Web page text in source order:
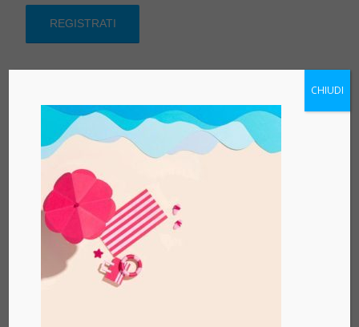
TERMINI E CONDIZIONINTS Informatica.
Utilizzando o accedendo a qualsiasi parte dei servizi , si accettano tutti i
termini e le condizioni contenuti nel presente documento e le disposizioni
operative legate al sito NTS Informatica. Con questo documento ci riserviamo il
diritto e a nostra esclusiva discrezione, di modificare o sostituire, in qualsiasi
momento, i termini e le condizioni del presente Regolamento.
Se non siete d’accordo ad una qualsiasi di tali termini, condizioni, regole,
politiche o procedure, non utilizzare o accedere ai servizi. NTS Informatica si
riserva il diritto, a sua esclusiva discrezione, di modificare o sostituire qualsiasi
dei termini o condizioni del presente Regolamento in qualsiasi momento.
OBBLIGHI DI REGISTRAZIONE
Per essere un utente registrato dei Servizi, l’utente accetta di: (a) fornire
CHIUDI